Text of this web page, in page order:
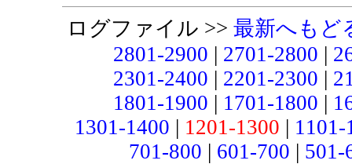
ログファイル >> 最新へもど
2801-2900 | 2701-2800 |
2301-2400 | 2201-2300 |
1801-1900 | 1701-1800 |
1301-1400 | 1201-1300 |
701-800 | 601-700 |